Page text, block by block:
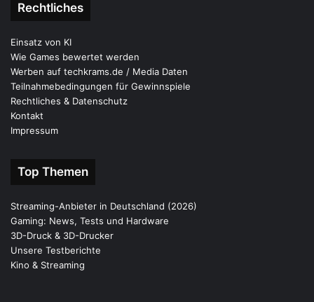
Rechtliches
Einsatz von KI
Wie Games bewertet werden
Werben auf techkrams.de / Media Daten
Teilnahmebedingungen für Gewinnspiele
Rechtliches & Datenschutz
Kontakt
Impressum
Top Themen
Streaming-Anbieter in Deutschland (2026)
Gaming: News, Tests und Hardware
3D-Druck & 3D-Drucker
Unsere Testberichte
Kino & Streaming